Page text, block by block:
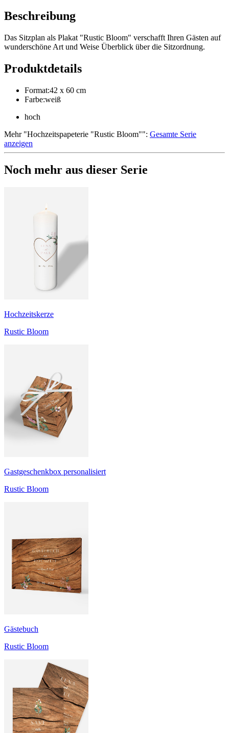
Beschreibung
Das Sitzplan als Plakat "Rustic Bloom" verschafft Ihren Gästen auf
wunderschöne Art und Weise Überblick über die Sitzordnung.
Produktdetails
Format:42 x 60 cm
Farbe:weiß
hoch
Mehr"Hochzeitspapeterie "Rustic Bloom"": Gesamte Serie
anzeigen
Noch mehr aus dieser Serie
Hochzeitskerze
Rustic Bloom
Gastgeschenkbox personalisiert
Rustic Bloom
Gästebuch
Rustic Bloom